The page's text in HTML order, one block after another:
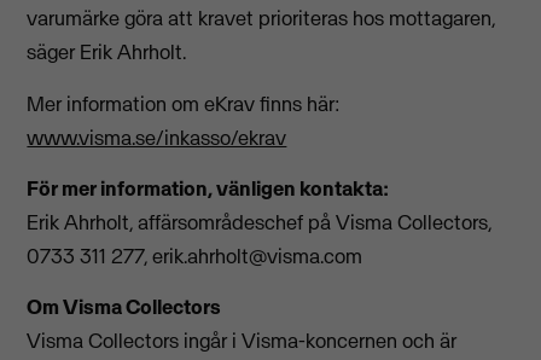
varumärke göra att kravet prioriteras hos mottagaren,
säger Erik Ahrholt.
Mer information om eKrav finns här:
www.visma.se/inkasso/ekrav
För mer information, vänligen kontakta:
Erik Ahrholt, affärsområdeschef på Visma Collectors,
0733 311 277,erik.ahrholt@visma.com
Om Visma Collectors
Visma Collectors ingår i Visma-koncernen och är